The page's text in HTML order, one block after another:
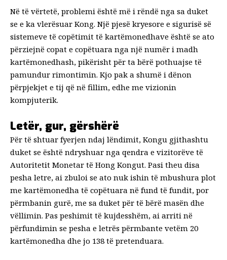
Në të vërtetë, problemi është më i rëndë nga sa duket
se e ka vlerësuar Kong. Një pjesë kryesore e sigurisë së
sistemeve të copëtimit të kartëmonedhave është se ato
përziejnë copat e copëtuara nga një numër i madh
kartëmonedhash, pikërisht për ta bërë pothuajse të
pamundur rimontimin. Kjo pak a shumë i dënon
përpjekjet e tij që në fillim, edhe me vizionin
kompjuterik.
Letër, gur, gërshërë
Për të shtuar fyerjen ndaj lëndimit, Kongu gjithashtu
duket se është ndryshuar nga qendra e vizitorëve të
Autoritetit Monetar të Hong Kongut. Pasi theu disa
pesha letre, ai zbuloi se ato nuk ishin të mbushura plot
me kartëmonedha të copëtuara në fund të fundit, por
përmbanin gurë, me sa duket për të bërë masën dhe
vëllimin. Pas peshimit të kujdesshëm, ai arriti në
përfundimin se pesha e letrës përmbante vetëm 20
kartëmonedha dhe jo 138 të pretenduara.